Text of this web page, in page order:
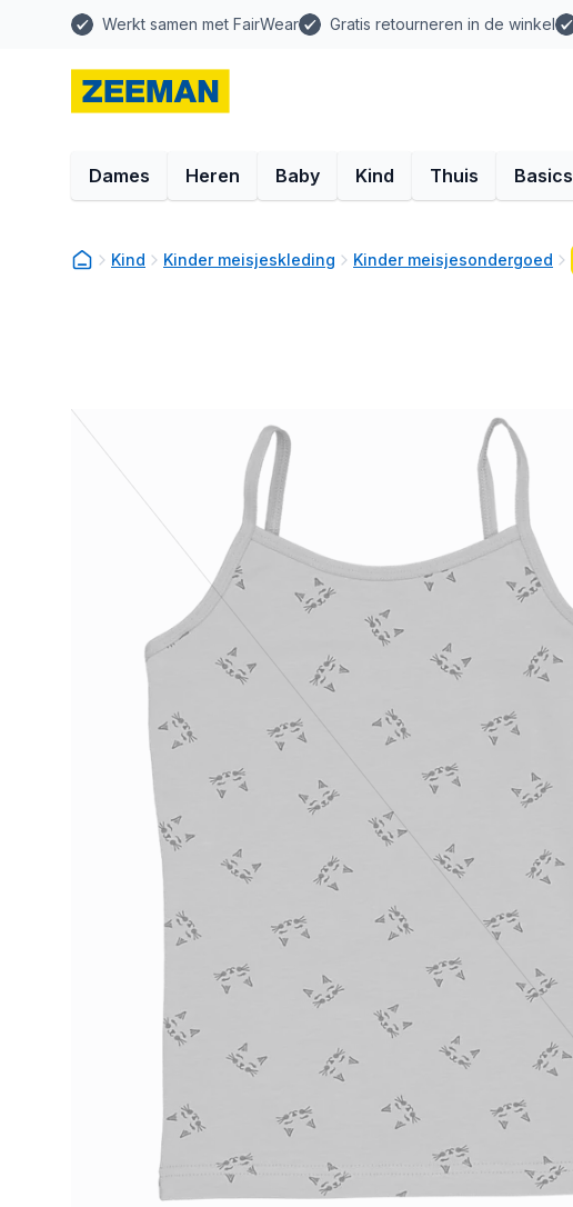
Werkt samen met FairWear Gratis retourneren in de winkel
Dames Heren Baby Kind Thuis Basics
Kind Kinder meisjeskleding Kinder meisjesondergoed